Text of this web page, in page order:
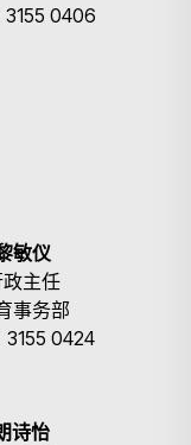
3155 0406
敏仪
主任
事务部
3155 0424
诗怡